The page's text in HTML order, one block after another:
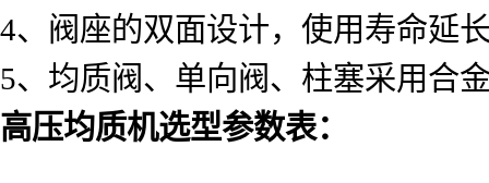
4、阀座的双面设计，使用寿命延
5、均质阀、单向阀、柱塞采用合
高压均质机选型参数表：